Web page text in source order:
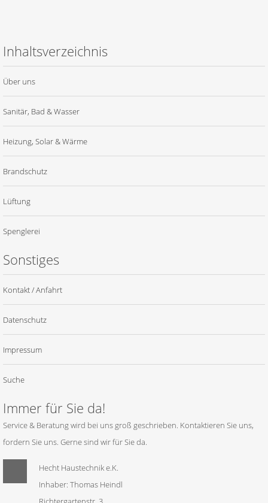
Inhaltsverzeichnis
Über uns
Sanitär, Bad & Wasser
Heizung, Solar & Wärme
Brandschutz
Lüftung
Spenglerei
Sonstiges
Kontakt / Anfahrt
Datenschutz
Impressum
Suche
Immer für Sie da!
Service & Beratung wird bei uns groß geschrieben. Kontaktieren Sie uns,
fordern Sie uns. Gerne sind wir für Sie da.
Hecht Haustechnik e.K.
Inhaber: Thomas Heindl